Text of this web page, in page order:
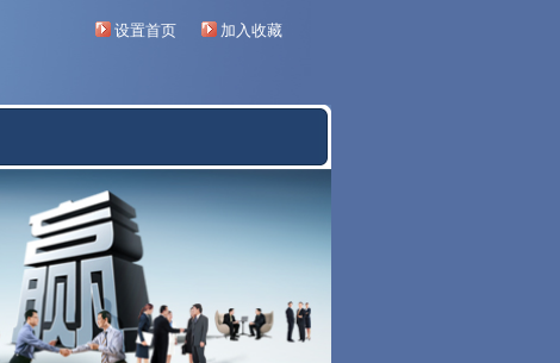
设置首页 加入收藏